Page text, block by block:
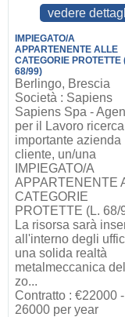
vedere
IMPIEGATO/A
APPARTENENTE ALLE
CATEGORIE PROTETTE
68/99)
Berlingo, Brescia
Società : Sapiens
Sapiens Spa -
per il Lavoro
importante azienda
cliente, un/una
IMPIEGATO/A
APPARTENENTE
CATEGORIE
PROTETTE (L. 68/
La risorsa sarà
all'interno degli
una solida realtà
metalmeccanica
zo...
Contratto : €22000 -
26000 per year